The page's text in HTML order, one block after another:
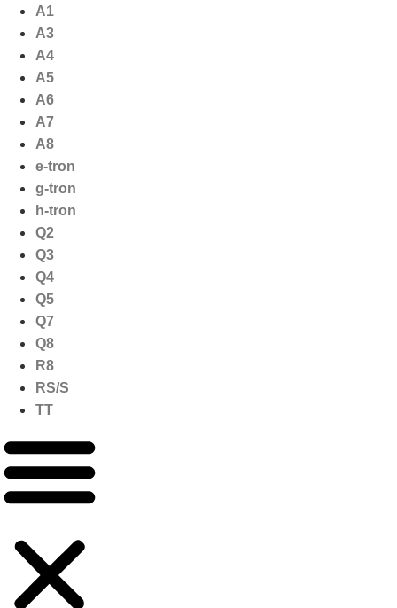
naar
inhoud
A1
A3
A4
A5
A6
A7
A8
e-tron
g-tron
h-tron
Q2
Q3
Q4
Q5
Q7
Q8
R8
RS/S
TT